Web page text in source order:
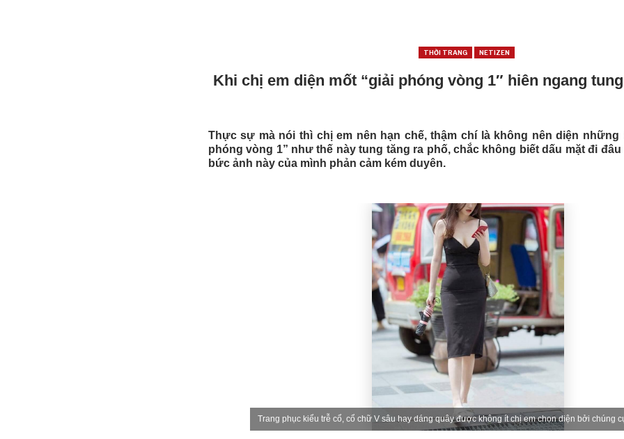
THỜI TRANG NETIZEN
Khi chị em diện mốt “giải phóng vòng 1″ hiên ngang
Thực sự mà nói thì chị em nên hạn chế, thậm chí là không nên diện những
phóng vòng 1” như thế này tung tăng ra phố, chắc không biết dấu mặt đi
bức ảnh này của mình phản cảm kém duyên.
Trang phục kiểu trễ cổ, cổ chữ V sâu hay dáng quây được không ít chị em chọn diện bởi chúng